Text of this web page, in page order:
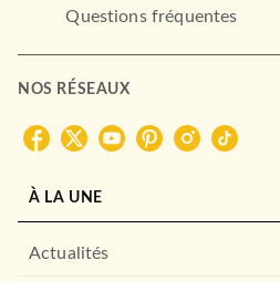
Questions fréquentes
NOS RÉSEAUX
À LA UNE
Actualités